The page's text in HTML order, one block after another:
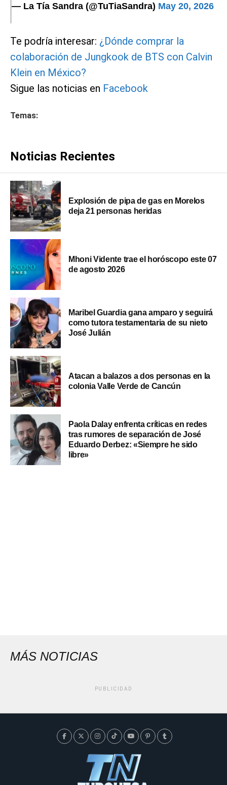
— La Tía Sandra (@TuTiaSandra) May 20, 2026
Te podría interesar: ¿Dónde comprar la
colaboración de Jungkook de BTS con Calvin
Klein en México?
Sigue las noticias en Facebook
Temas:
Noticias Recientes
Explosión de pipa de gas en Morelos
deja 21 personas heridas
Mhoni Vidente trae el horóscopo este 07
de agosto 2026
Maribel Guardia gana amparo y seguirá
como tutora testamentaria de su nieto
José Julián
Atacan a balazos a dos personas en la
colonia Valle Verde de Cancún
Paola Dalay enfrenta críticas en redes
tras rumores de separación de José
Eduardo Derbez: «Siempre he sido
libre»
MÁS NOTICIAS
PUBLICIDAD